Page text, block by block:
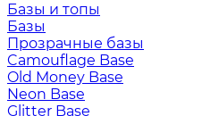
Базы и топы
Базы
Прозрачные базы
Camouflage Base
Old Money Base
Neon Base
Glitter Base